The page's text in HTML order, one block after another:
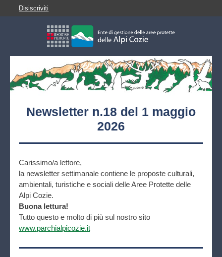
Disiscriviti
Newsletter n.18 del 1 maggio
2026
Carissimo/a lettore,
la newsletter settimanale contiene le proposte culturali,
ambientali, turistiche e sociali delle Aree Protette delle
Alpi Cozie.
Buona lettura!
Tutto questo e molto di più sul nostro sito
www.parchialpicozie.it